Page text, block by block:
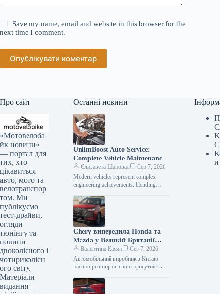
Save my name, email and website in this browser for the
next time I comment.
Опублікувати коментар
Про сайт
«Мотовелоба
йк новини»
— портал для
тих, хто
цікавиться
авто, мото та
велотранспор
том. Ми
публікуємо
тест-драйви,
огляди
тюнінгу та
новини
двоколісного і
чотириколісн
ого світу.
Матеріали
видання
Останні новини
UnlimBoost Auto Service:
Complete Vehicle Maintenance
& ECU Tuning
Єлизавета Шаповал
Сер 7, 2026
Modern vehicles represent complex
engineering achievements, blending
with intricate electronic management
systems. When searching for specialized
car…
Chery випередила Honda та
Mazda у Великій Британії
лише за рік після своєї появи
на ринку.
Валентина Касян
Сер 7, 2026
Автомобільний виробник з Китаю
наочно розширює свою присутність на
відсоткову частку менш ніж за 12
місяців від…
и